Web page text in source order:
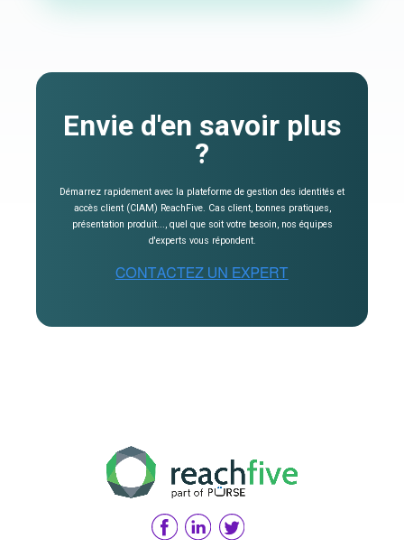
Envie d'en savoir plus
?
Démarrez rapidement avec la plateforme de gestion des identités et
accès client (CIAM) ReachFive. Cas client, bonnes pratiques,
présentation produit..., quel que soit votre besoin, nos équipes
d'experts vous répondent.